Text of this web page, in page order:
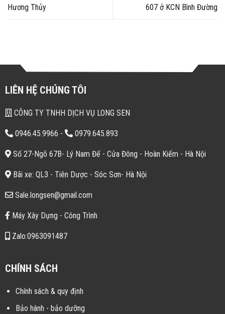
Hương Thủy
607 ở KCN Bình Đường
LIÊN HỆ CHÚNG TÔI
CÔNG TY TNHH DỊCH VỤ LONG SEN
0946.45.9966 - 0979.645.893
Số 27-Ngõ 67B- Lý Nam Đế - Cửa Đông - Hoàn Kiếm - Hà Nội
Bãi xe: QL3 - Tiên Dược - Sóc Sơn- Hà Nội
Sale.longsen@gmail.com
Máy Xây Dựng - Công Trình
Zalo:0963091487
CHÍNH SÁCH
Chính sách & quy định
Bảo hành - bảo dưỡng